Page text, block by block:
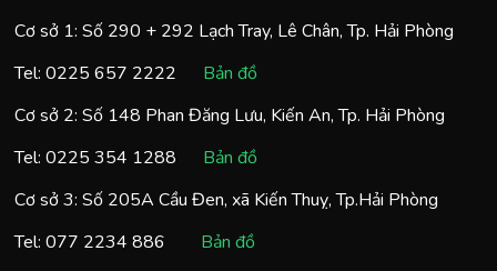
Cơ sở 1: Số 290 + 292 Lạch Tray, Lê Chân, Tp. Hải Phòng
Tel: 0225 657 2222
Bản đồ
Cơ sở 2: Số 148 Phan Đăng Lưu, Kiến An, Tp. Hải Phòng
Tel: 0225 354 1288
Bản đồ
Cơ sở 3: Số 205A Cầu Đen, xã Kiến Thuỵ, Tp.Hải Phòng
Tel: 077 2234 886
Bản đồ